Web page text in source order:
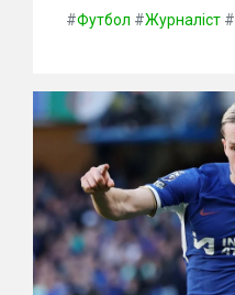
#Футбол #Журналіст #